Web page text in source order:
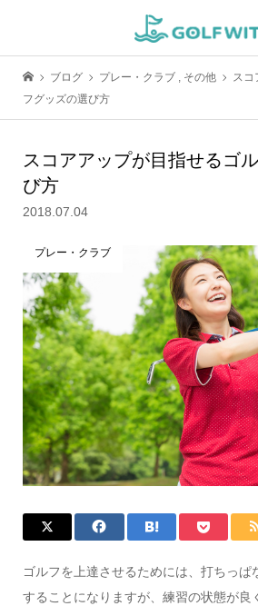
ブログ プレー・クラブ , その他
スコ
フグッズの選び方
スコアアップが目指せるゴ
び方
2018.07.04
プレー・クラブ
ゴルフを上達させるためには、打ちっぱ
することになりますが、練習の状態が良